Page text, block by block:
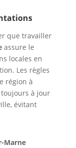
que travailler
assure le
locales en
Les règles
région à
toujours à jour
évitant
Marne